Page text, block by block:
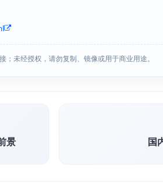
未经授权，请勿复制、镜像或用于商业用途。
景 国